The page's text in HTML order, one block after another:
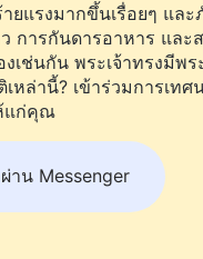
ยแรงมากขึ้นเรื่อยๆ แล
การกันดารอาหาร และ
งเช่นกัน พระเจ้าทรงมีพร
เหล่านี้? เข้าร่วมการเท
แก่คุณ
าน Messenger